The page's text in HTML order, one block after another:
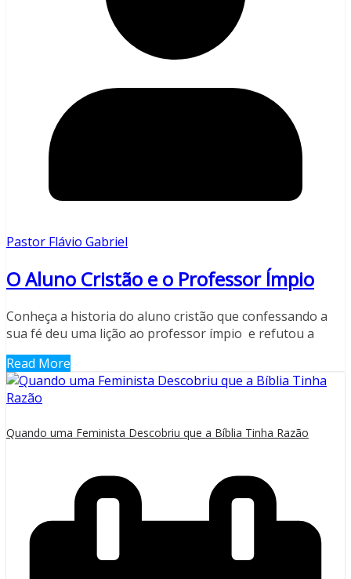
Pastor Flávio Gabriel
O Aluno Cristão e o Professor Ímpio
Conheça a historia do aluno cristão que confessando a
sua fé deu uma lição ao professor ímpio e refutou a
Read More
Quando uma Feminista Descobriu que a Bíblia Tinha Razão